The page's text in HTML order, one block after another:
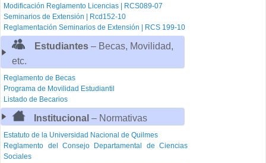
Modificación Reglamento Licencias | RCS089-07
Seminarios de Extensión | Rcd152-10
Reglamentación Seminarios de Extensión | RCS 199-10
Estudiantes– Becas, Movilidad,
etc.
Reglamento de Becas
Programa de Movilidad Estudiantil
Listado de Becarios
Institucional – Normativas
Estatuto de la Universidad Nacional de Quilmes
Reglamento del Consejo Departamental de Ciencias
Sociales